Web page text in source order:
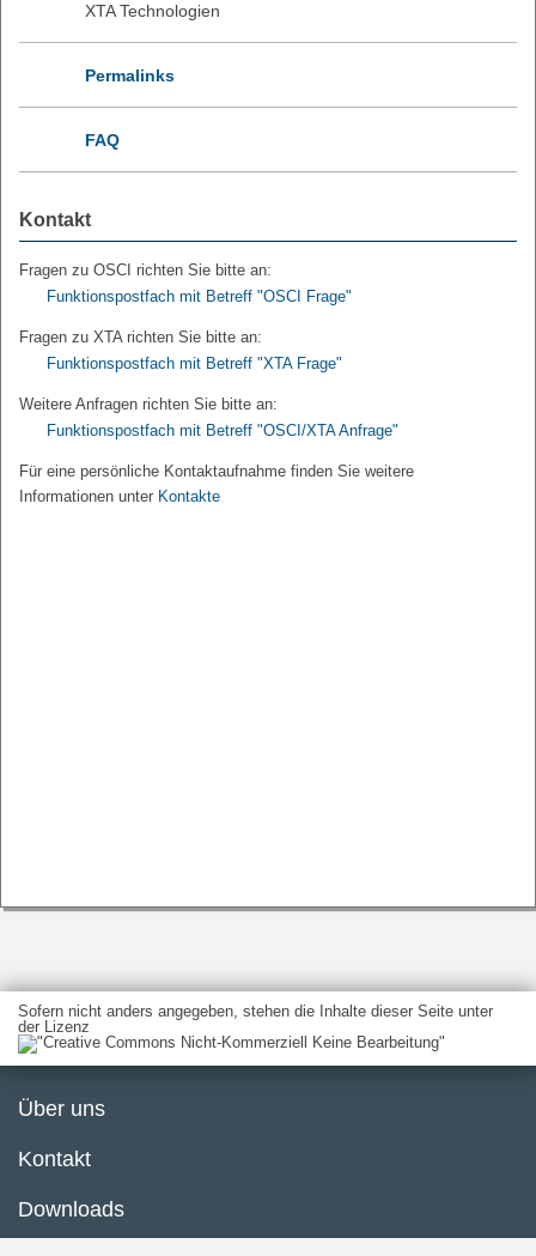
XTA Technologien
Permalinks
FAQ
Kontakt
Fragen zu OSCI richten Sie bitte an:
Funktionspostfach mit Betreff "OSCI Frage"
Fragen zu XTA richten Sie bitte an:
Funktionspostfach mit Betreff "XTA Frage"
Weitere Anfragen richten Sie bitte an:
Funktionspostfach mit Betreff "OSCI/XTA Anfrage"
Für eine persönliche Kontaktaufnahme finden Sie weitere
Informationen unter Kontakte
Sofern nicht anders angegeben, stehen die Inhalte dieser Seite unter
der Lizenz
Über uns
Kontakt
Downloads